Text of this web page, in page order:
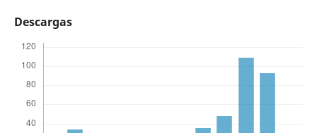
Descargas